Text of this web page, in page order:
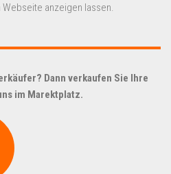
anzeigen lassen.
Dann verkaufen Sie Ihre
im Marektplatz.